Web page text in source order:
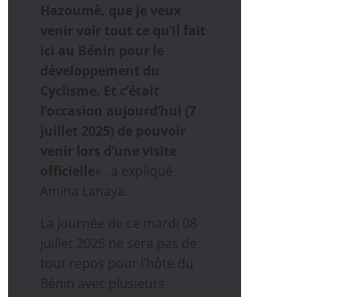
Hazoumè, que je veux
venir voir tout ce qu’il fait
ici au Bénin pour le
développement du
Cyclisme. Et c’était
l’occasion aujourd’hui (7
juillet 2025) de pouvoir
venir lors d’une visite
officielle« , a expliqué
Amina Lanaya.
La journée de ce mardi 08
juillet 2025 ne sera pas de
tout repos pour l’hôte du
Bénin avec plusieurs